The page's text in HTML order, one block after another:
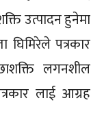
उत्पादन हुनेमा
पत्रकार
लगनशील
लाई आग्रह